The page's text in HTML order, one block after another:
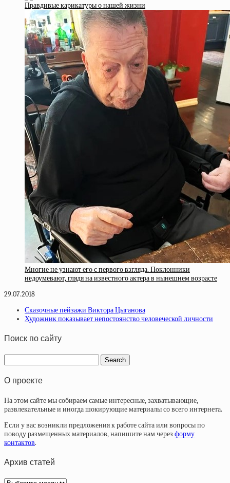
Правдивые карикатуры о нашей жизни
Многие не узнают его с первого взгляда. Поклонники
недоумевают, глядя на известного актера в нынешнем возрасте
29.07.2018
Сказочные пейзажи Виктора Цыганова
Художник показывает непостоянство человеческой личности
Поиск по сайту
О проекте
На этом сайте мы собираем самые интересные, захватывающие,
развлекательные и иногда шокирующие материалы со всего интернета.
Если у вас возникли предложения к работе сайта или вопросы по
поводу размещенных материалов, напишите нам через форму
контактов.
Архив статей